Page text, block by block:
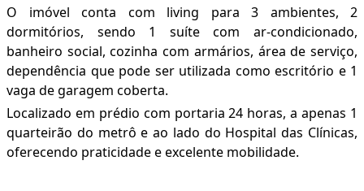
O imóvel conta com living para 3 ambientes, 2
dormitórios, sendo 1 suíte com ar-condicionado,
banheiro social, cozinha com armários, área de serviço,
dependência que pode ser utilizada como escritório e 1
vaga de garagem coberta.
Localizado em prédio com portaria 24 horas, a apenas 1
quarteirão do metrô e ao lado do Hospital das Clínicas,
oferecendo praticidade e excelente mobilidade.